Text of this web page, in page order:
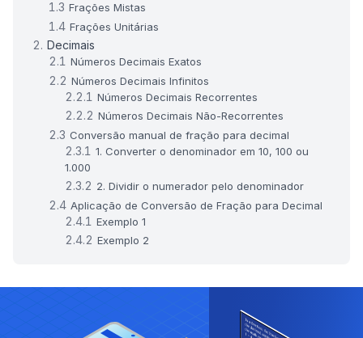
Frações Mistas
Frações Unitárias
Decimais
Números Decimais Exatos
Números Decimais Infinitos
Números Decimais Recorrentes
Números Decimais Não-Recorrentes
Conversão manual de fração para decimal
1. Converter o denominador em 10, 100 ou
1.000
2. Dividir o numerador pelo denominador
Aplicação de Conversão de Fração para Decimal
Exemplo 1
Exemplo 2